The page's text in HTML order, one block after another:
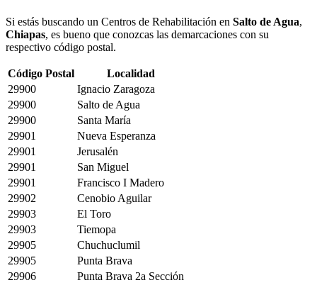
Si estás buscando un Centros de Rehabilitación en Salto de Agua,
Chiapas, es bueno que conozcas las demarcaciones con su
respectivo código postal.
Código Postal
Localidad
29900
Ignacio Zaragoza
29900
Salto de Agua
29900
Santa María
29901
Nueva Esperanza
29901
Jerusalén
29901
San Miguel
29901
Francisco I Madero
29902
Cenobio Aguilar
29903
El Toro
29903
Tiemopa
29905
Chuchuclumil
29905
Punta Brava
29906
Punta Brava 2a Sección